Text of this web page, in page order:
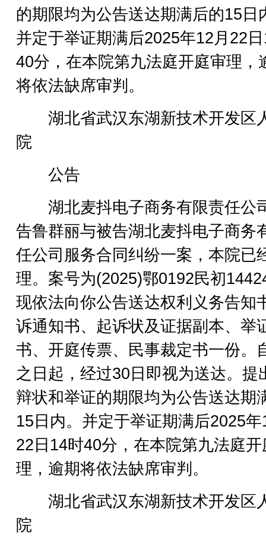
的期限均为公告送达期满后的15日
并定于举证期满后2025年12月22
40分，在本院第九法庭开庭审理，
将依法缺席审判。
湖北省武汉东湖新技术开发区
院
公告
湖北麦抖电子商务有限责任公
告鲁群丽与被告湖北麦抖电子商务
任公司服务合同纠纷一案，本院已
理。案号为(2025)鄂0192民初
现依法向你公告送达权利义务告知
诉通知书、起诉状及证据副本、举
书、开庭传票、民事裁定书一份。
之日起，经过30日即视为送达。提
辩状和举证的期限均为公告送达期
15日内。并定于举证期满后2025年
22日14时40分，在本院第九法庭开
理，逾期将依法缺席审判。
湖北省武汉东湖新技术开发区
院